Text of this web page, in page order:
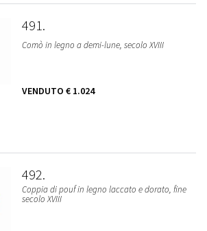
491
Comò in legno a demi-lune, secolo XVIII
VENDUTO € 1.024
492
Coppia di pouf in legno laccato e dorato, fine
secolo XVIII